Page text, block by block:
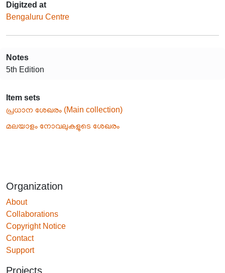
Digitzed at
Bengaluru Centre
Notes
5th Edition
Item sets
പ്രധാന ശേഖരം (Main collection)
മലയാളം നോവലുകളുടെ ശേഖരം
Organization
About
Collaborations
Copyright Notice
Contact
Support
Projects